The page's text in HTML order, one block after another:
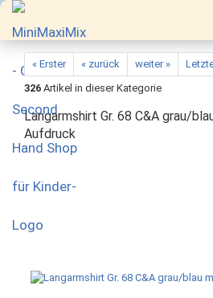
« Erster « zurück weiter »
326 Artikel in dieser Kategorie
Langarmshirt Gr. 68 C&A grau/
Aufdruck